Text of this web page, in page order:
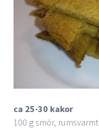
ca 25-30 kakor
100 g smör, rumsvarmt